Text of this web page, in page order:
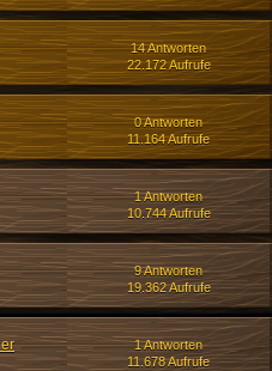
14 Antworten
22.172 Aufrufe
0 Antworten
11.164 Aufrufe
1 Antworten
10.744 Aufrufe
9 Antworten
19.362 Aufrufe
1 Antworten
11.678 Aufrufe